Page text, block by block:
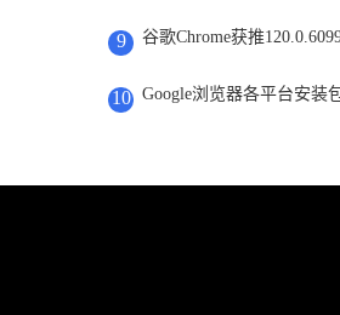
9 谷歌Chrome获推
10 Google浏览器各平台安装